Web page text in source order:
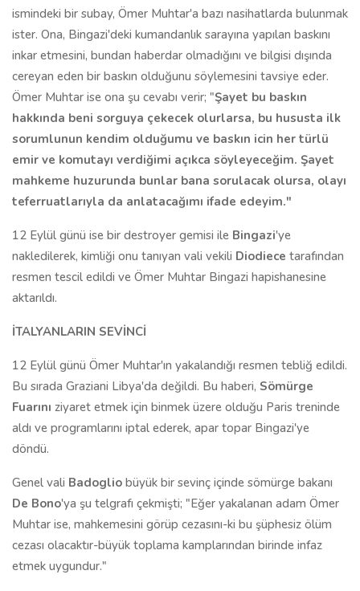
ismindeki bir subay, Ömer Muhtar'a bazı nasihatlarda bulunmak
ister. Ona, Bingazi'deki kumandanlık sarayına yapılan baskını
inkar etmesini, bundan haberdar olmadığını ve bilgisi dışında
cereyan eden bir baskın olduğunu söylemesini tavsiye eder.
Ömer Muhtar ise ona şu cevabı verir; "Şayet bu baskın
hakkında beni sorguya çekecek olurlarsa, bu hususta ilk
sorumlunun kendim olduğumu ve baskın icin her türlü
emir ve komutayı verdiğimi açıkca söyleyeceğim. Şayet
mahkeme huzurunda bunlar bana sorulacak olursa, olayı
teferruatlarıyla da anlatacağımı ifade edeyim."
12 Eylül günü ise bir destroyer gemisi ile Bingazi'ye
nakledilerek, kimliği onu tanıyan vali vekili Diodiece tarafından
resmen tescil edildi ve Ömer Muhtar Bingazi hapishanesine
aktarıldı.
İTALYANLARIN SEVİNCİ
12 Eylül günü Ömer Muhtar'ın yakalandığı resmen tebliğ edildi.
Bu sırada Graziani Libya'da değildi. Bu haberi, Sömürge
Fuarını ziyaret etmek için binmek üzere olduğu Paris treninde
aldı ve programlarını iptal ederek, apar topar Bingazi'ye
döndü.
Genel vali Badoglio büyük bir sevinç içinde sömürge bakanı
De Bono'ya şu telgrafı çekmişti; "Eğer yakalanan adam Ömer
Muhtar ise, mahkemesini görüp cezasını-ki bu şüphesiz ölüm
cezası olacaktır-büyük toplama kamplarından birinde infaz
etmek uygundur."